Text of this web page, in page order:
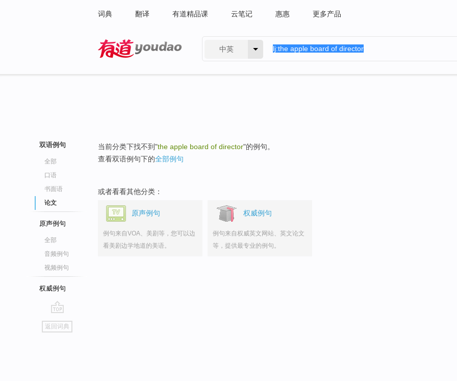
词典 翻译 有道精品课 云笔记 惠惠 更多产品
中英
双语例句
全部
口语
书面语
论文
原声例句
全部
音频例句
视频例句
权威例句
go
top
返回词典
当前分类下找不到"the apple board of director"的例句。
查看双语例句下的全部例句
或者看看其他分类：
原声例句
例句来自VOA、美剧等，您可以边
看美剧边学地道的美语。
权威例句
例句来自权威英文网站、英文论文
等，提供最专业的例句。